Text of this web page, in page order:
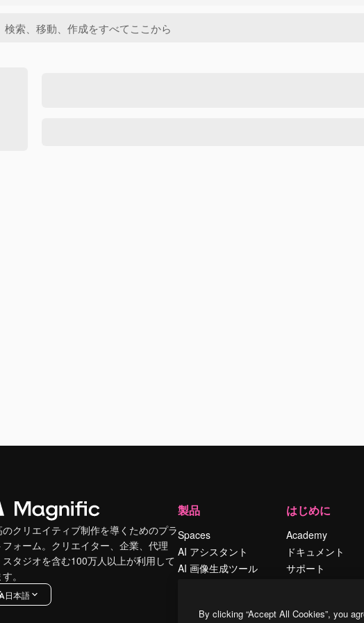
のクリエイティブ制作を導くためのプラ
フォーム。クリエイター、企業、代理
スタジオを含む100万人以上が利用して
。
日本語
製品
Spaces
AI アシスタント
AI 画像生成ツール
ストックコンテン
はじめに
Academy
ドキュメント
サポート
シー
By clicking “Accept All Cookies”, you